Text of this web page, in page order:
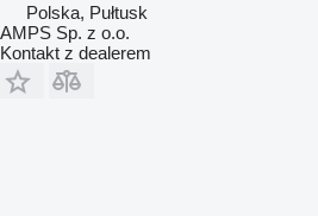
Polska, Pułtusk
AMPS Sp. z o.o.
Kontakt z dealerem